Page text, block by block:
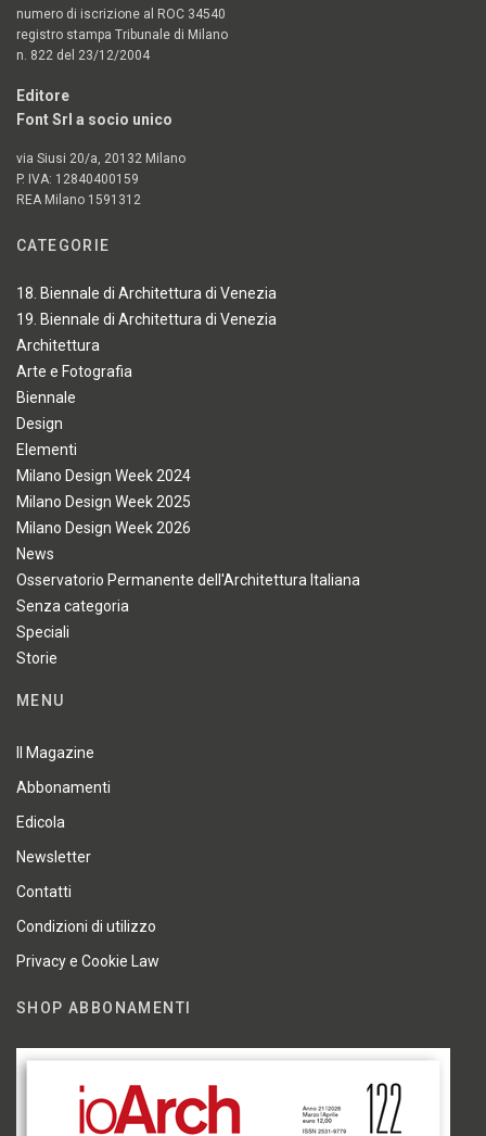
numero di iscrizione al ROC 34540
registro stampa Tribunale di Milano
n. 822 del 23/12/2004
Editore
Font Srl a socio unico
via Siusi 20/a, 20132 Milano
P. IVA: 12840400159
REA Milano 1591312
CATEGORIE
18. Biennale di Architettura di Venezia
19. Biennale di Architettura di Venezia
Architettura
Arte e Fotografia
Biennale
Design
Elementi
Milano Design Week 2024
Milano Design Week 2025
Milano Design Week 2026
News
Osservatorio Permanente dell'Architettura Italiana
Senza categoria
Speciali
Storie
MENU
Il Magazine
Abbonamenti
Edicola
Newsletter
Contatti
Condizioni di utilizzo
Privacy e Cookie Law
SHOP ABBONAMENTI